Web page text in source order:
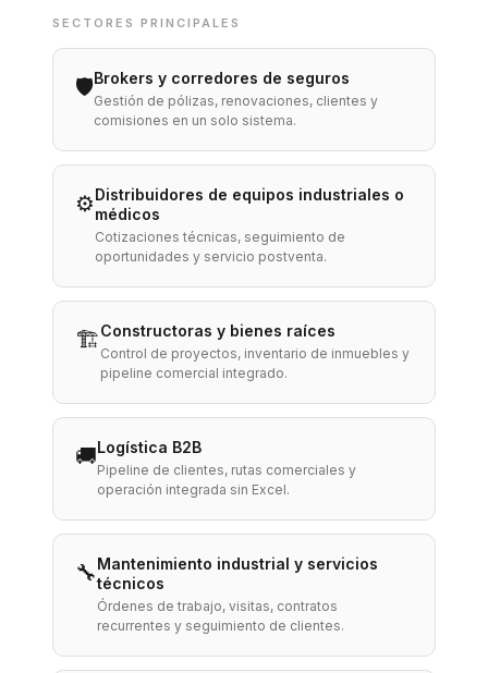
SECTORES PRINCIPALES
🛡️Brokers y corredores de seguros
Gestión de pólizas, renovaciones, clientes y
comisiones en un solo sistema.
⚙️Distribuidores de equipos industriales o
médicos
Cotizaciones técnicas, seguimiento de
oportunidades y servicio postventa.
🏗️Constructoras y bienes raíces
Control de proyectos, inventario de inmuebles y
pipeline comercial integrado.
🚚Logística B2B
Pipeline de clientes, rutas comerciales y
operación integrada sin Excel.
🔧Mantenimiento industrial y servicios
técnicos
Órdenes de trabajo, visitas, contratos
recurrentes y seguimiento de clientes.